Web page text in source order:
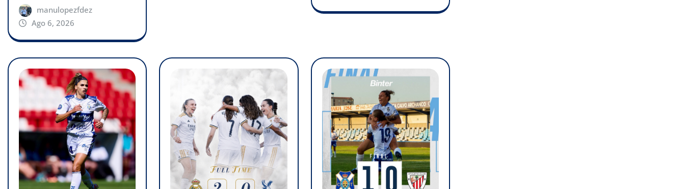
manulopezfdez
Ago 6, 2026